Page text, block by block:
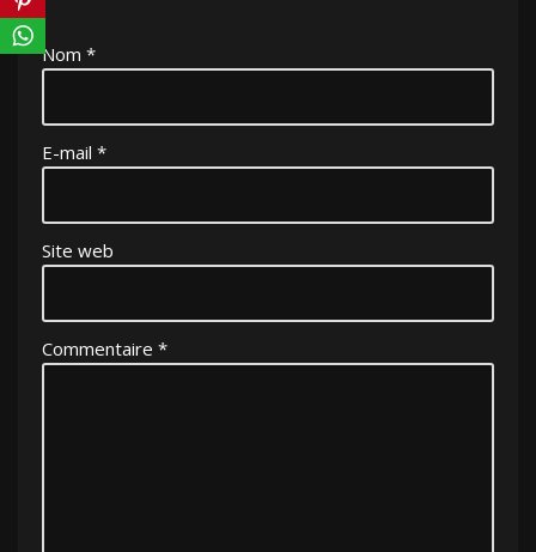
Nom *
E-mail *
Site web
Commentaire *